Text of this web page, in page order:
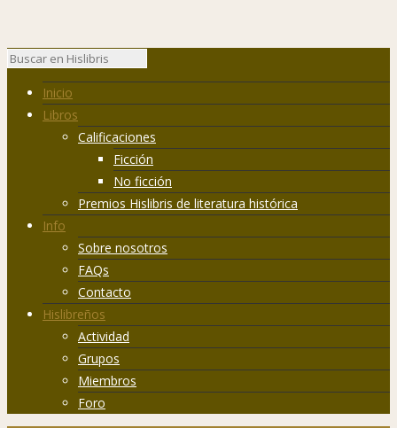
Inicio
Libros
Calificaciones
Ficción
No ficción
Premios Hislibris de literatura histórica
Info
Sobre nosotros
FAQs
Contacto
Hislibreños
Actividad
Grupos
Miembros
Foro